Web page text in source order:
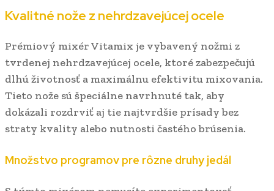
Kvalitné nože z nehrdzavejúcej ocele
Prémiový mixér Vitamix je vybavený nožmi z
tvrdenej nehrdzavejúcej ocele, ktoré zabezpečujú
dlhú životnosť a maximálnu efektivitu mixovania.
Tieto nože sú špeciálne navrhnuté tak, aby
dokázali rozdrviť aj tie najtvrdšie prísady bez
straty kvality alebo nutnosti častého brúsenia.
Množstvo programov pre rôzne druhy jedál